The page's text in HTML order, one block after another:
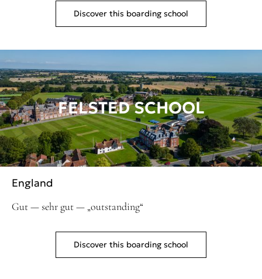
Discover this boarding school
FELSTED SCHOOL
England
Gut — sehr gut — „outstanding“
Discover this boarding school